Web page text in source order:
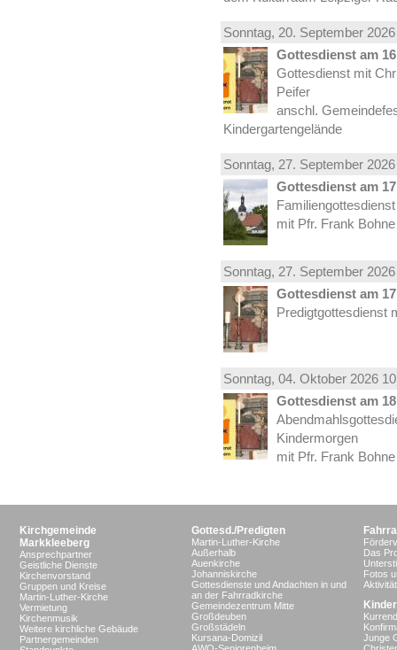
Sonntag, 20. September
Gottesdienst am
Gottesdienst mit
Peifer
anschl.
Kindergartengelände
Sonntag, 27. September
Gottesdienst am
mit Pfr. Frank
Sonntag, 27. September
Gottesdienst am
Predigtgottesdienst
Sonntag, 04. Oktober 2026
Gottesdienst am
Kindermorgen
mit Pfr. Frank Bohne
Kirchgemeinde
Markkleeberg
Ansprechpartner
Geistliche Dienste
Kirchenvorstand
Gruppen und Kreise
Martin-Luther-Kirche
Vermietung
Kirchenmusik
Weitere kirchliche Gebäude
Partnergemeinden
Gottesd./Predigten
Martin-Luther-Kirche
Außerhalb
Auenkirche
Johanniskirche
Gottesdienste und Andachten in und
an der Fahrradkirche
Gemeindezentrum Mitte
Großdeuben
Großstädeln
Kursana-Domizil
Das
Fotos
Junge